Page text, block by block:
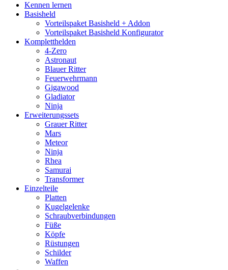
Kennen lernen
Basisheld
Vorteilspaket Basisheld + Addon
Vorteilspaket Basisheld Konfigurator
Kompletthelden
4-Zero
Astronaut
Blauer Ritter
Feuerwehrmann
Gigawood
Gladiator
Ninja
Erweiterungssets
Grauer Ritter
Mars
Meteor
Ninja
Rhea
Samurai
Transformer
Einzelteile
Platten
Kugelgelenke
Schraubverbindungen
Füße
Köpfe
Rüstungen
Schilder
Waffen